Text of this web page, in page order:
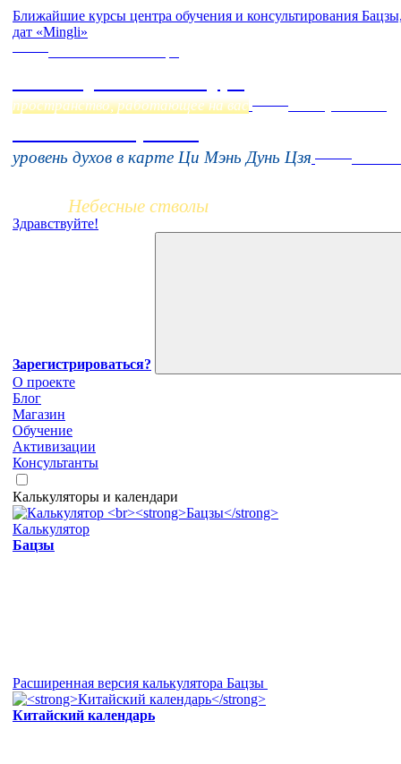
Ближайшие курсы центра обучения и консультирования
дат «Mingli»
пространство, работающее на вас
уровень духов в карте Ци Мэнь Дунь Цзя
Небесные стволы
Здравствуйте!
Зарегистрироваться?
О проекте
Блог
Магазин
Обучение
Активизации
Консультанты
Калькуляторы и календари
Калькулятор
Бацзы
Расширенная версия калькулятора Бацзы
Китайский календарь